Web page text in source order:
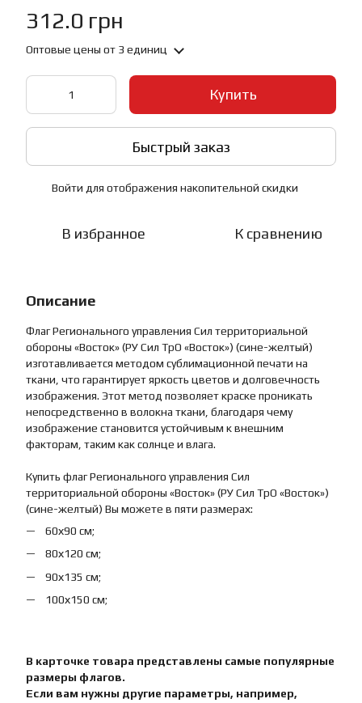
312.0 грн
Оптовые цены от 3 единиц
Купить
Быстрый заказ
Войти для отображения накопительной скидки
В избранное К сравнению
Описание
Флаг Регионального управления Сил территориальной
обороны «Восток» (РУ Сил ТрО «Восток») (сине-желтый)
изготавливается методом сублимационной печати на
ткани, что гарантирует яркость цветов и долговечность
изображения. Этот метод позволяет краске проникать
непосредственно в волокна ткани, благодаря чему
изображение становится устойчивым к внешним
факторам, таким как солнце и влага.
Купить флаг Регионального управления Сил
территориальной обороны «Восток» (РУ Сил ТрО «Восток»)
(сине-желтый) Вы можете в пяти размерах:
60х90 см;
80х120 см;
90х135 см;
100х150 см;
В карточке товара представлены самые популярные
размеры флагов.
Если вам нужны другие параметры, например,